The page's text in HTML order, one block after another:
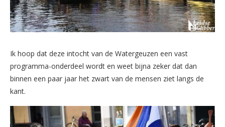
Ik hoop dat deze intocht van de Watergeuzen een vast
programma-onderdeel wordt en weet bijna zeker dat dan
binnen een paar jaar het zwart van de mensen ziet langs de
kant.